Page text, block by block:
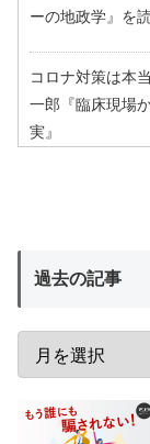
ーの地政学』を
コロナ対策は本
一郎『臨床現場
実』
過去の記事